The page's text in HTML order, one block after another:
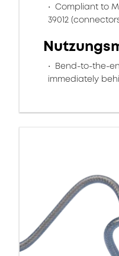
Compliant to
39012
Bend-to-the-
immediately